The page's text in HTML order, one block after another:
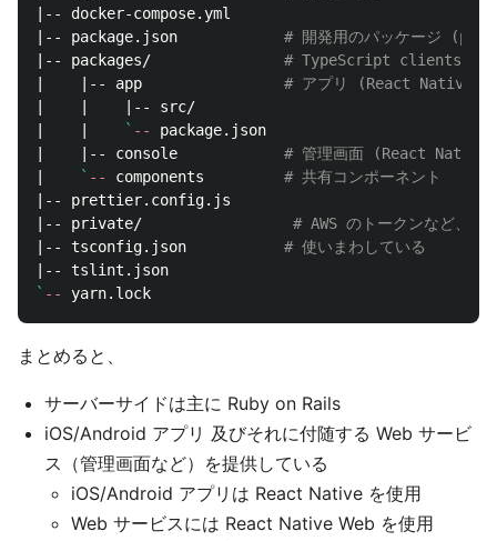
|-- docker-compose.yml
|-- package.json # 開発用のパッケージ
|-- packages/ # TypeScript clients
|    |-- app # アプリ (React Native)
|    |    |-- src/
` --
package.json
|    |-- console # 管理画面 (React Native
` -- components # 共有コンポーネント
|-- prettier.config.js
|-- private/ # AWS のトークンなど、
|-- tsconfig.json # 使いまわしている
` --
まとめると、
サーバーサイドは主に Ruby on Rails
iOS/Android アプリ 及びそれに付随する Web サービ
ス（管理画面など）を提供している
iOS/Android アプリは React Native を使用
Web サービスには React Native Web を使用